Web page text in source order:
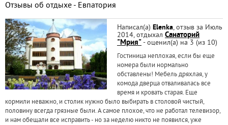
Отзывы об отдыхе - Евпатория
Написал(а) Elenka, отзыв за Июль
2014, отдыхал Санаторий
"Мрия"- оценил(а) на 3 (из 10)
Гостиница неплохая, если бы еще
номера были нормально
обставлены! Мебель дряхлая, у
комода дверца отваливалась все
время и кровать старая. Еще
кормили неважно, и столик нужно было выбирать в столовой чистый,
половину всегда грязные были. А самое плохое, что не работал телевизор,
и нам обещали все исправить - но за неделю никто не появился, уже